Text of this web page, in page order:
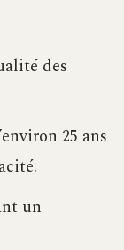
des
25 ans
un